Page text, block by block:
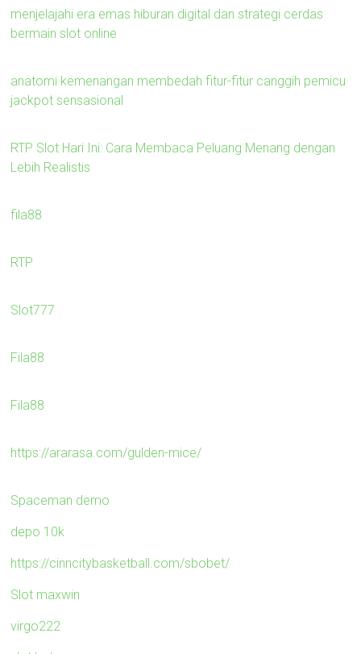
menjelajahi era emas hiburan digital dan strategi cerdas
bermain slot online
anatomi kemenangan membedah fitur-fitur canggih pemicu
jackpot sensasional
RTP Slot Hari Ini: Cara Membaca Peluang Menang dengan
Lebih Realistis
fila88
RTP
Slot777
Fila88
Fila88
https://ararasa.com/gulden-mice/
Spaceman demo
depo 10k
https://cinncitybasketball.com/sbobet/
Slot maxwin
virgo222